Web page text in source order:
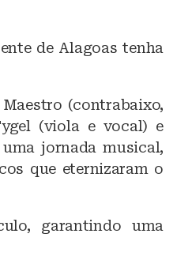
de Alagoas tenha
(contrabaixo,
(viola e vocal) e
jornada musical,
que eternizaram o
garantindo uma